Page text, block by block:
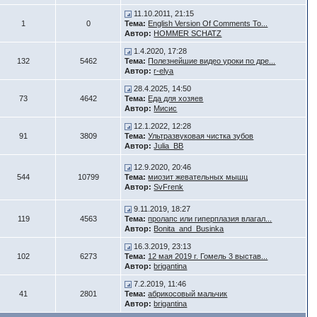
1 0
11.10.2011, 21:15
Тема: English Version Of Comments To...
Автор: HOMMER SCHATZ
132 5462
1.4.2020, 17:28
Тема: Полезнейшие видео уроки по дре...
Автор: r-elya
73 4642
28.4.2025, 14:50
Тема: Еда для хозяев
Автор: Мисис
91 3809
12.1.2022, 12:28
Тема: Ультразвуковая чистка зубов
Автор: Julia_BB
544 10799
12.9.2020, 20:46
Тема: миозит жевательных мышц
Автор: SvFrenk
119 4563
9.11.2019, 18:27
Тема: пролапс или гиперплазия влагал...
Автор: Bonita_and_Businka
102 6273
16.3.2019, 23:13
Тема: 12 мая 2019 г. Гомель 3 выстав...
Автор: brigantina
41 2801
7.2.2019, 11:46
Тема: абрикосовый мальчик
Автор: brigantina